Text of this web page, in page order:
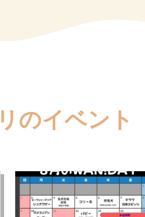
のイベント